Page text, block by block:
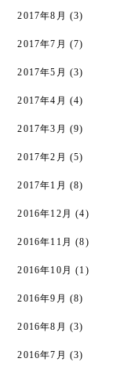
2017年8月 (3)
2017年7月 (7)
2017年5月 (3)
2017年4月 (4)
2017年3月 (9)
2017年2月 (5)
2017年1月 (8)
2016年12月 (4)
2016年11月 (8)
2016年10月 (1)
2016年9月 (8)
2016年8月 (3)
2016年7月 (3)